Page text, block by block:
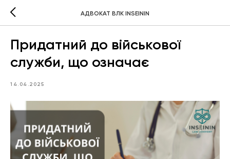
АДВОКАТ ВЛК INSEININ
Придатний до військової
служби, що означає
14.04.2025